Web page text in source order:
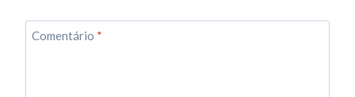
Comentário *